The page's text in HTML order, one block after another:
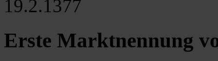
19.2.1377
Erste Marktnennung